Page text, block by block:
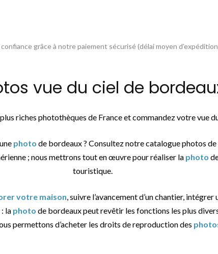
grâce à notre paiement sécurisé (délai moyen
vue du ciel de
riches photothèques de France et commandez votre vue
photo de bordeaux ? Consultez notre catalogue photos
; nous mettrons tout en œuvre pour réaliser la photo
touristique.
votre maison, suivre l’avancement d’un chantier,
la photo de bordeaux peut revêtir les fonctions les plus
permettons d’acheter les droits de reproduction des